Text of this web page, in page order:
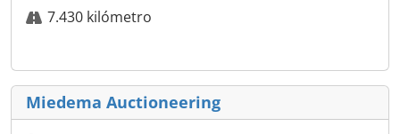
7.430 kilómetro
Miedema Auctioneering